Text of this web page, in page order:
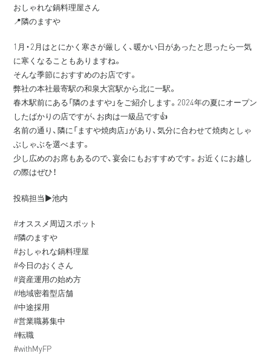
おしゃれな鍋料理屋さん
📍隣のますや
1月・2月はとにかく寒さが厳しく、暖かい日があったと思ったら一気
に寒くなることもありますね。
そんな季節におすすめのお店です。
弊社の本社最寄駅の和泉大宮駅から北に一駅。
春木駅前にある「隣のますや」をご紹介します。2024年の夏にオープン
したばかりの店ですが、お肉は一級品です👍
名前の通り、隣に「ますや焼肉店」があり、気分に合わせて焼肉としゃ
ぶしゃぶを選べます。
少し広めのお席もあるので、宴会にもおすすめです。お近くにお越し
の際はぜひ！
投稿担当▶️池内
#オススメ周辺スポット
#隣のますや
#おしゃれな鍋料理屋
#今日のおくさん
#資産運用の始め方
#地域密着型店舗
#中途採用
#営業職募集中
#転職
#withMyFP